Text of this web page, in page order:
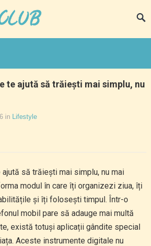
te ajută să trăiești mai simplu, nu
in Lifestyle
să trăiești mai simplu, nu mai
modul în care îți organizezi ziua, îți
și îți folosești timpul. Într-o
mobil pare să adauge mai multă
există totuși aplicații gândite special
Aceste instrumente digitale nu